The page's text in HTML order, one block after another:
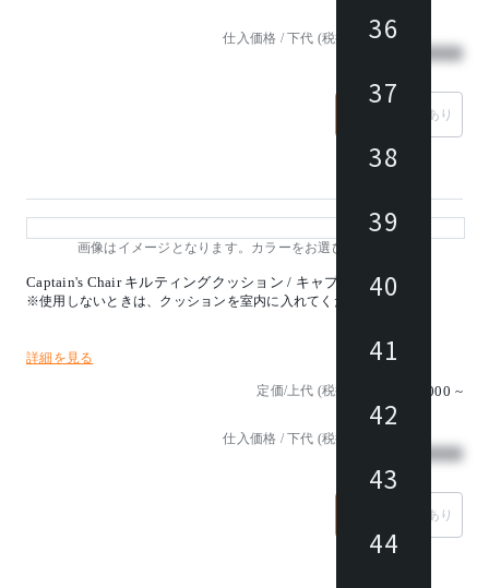
36
37
38
39
40
41
42
43
44
仕入価格 / 下代 (税抜)
あり
画像はイメージとなります。カラーをお選びください。
Captain's Chair キルティングクッション / キャプテンズチェア
※使用しないときは、クッションを室内に入れてください。
詳細を見る
定価/上代 (税抜) ¥121,000 ~
仕入価格 / 下代 (税抜)
あり